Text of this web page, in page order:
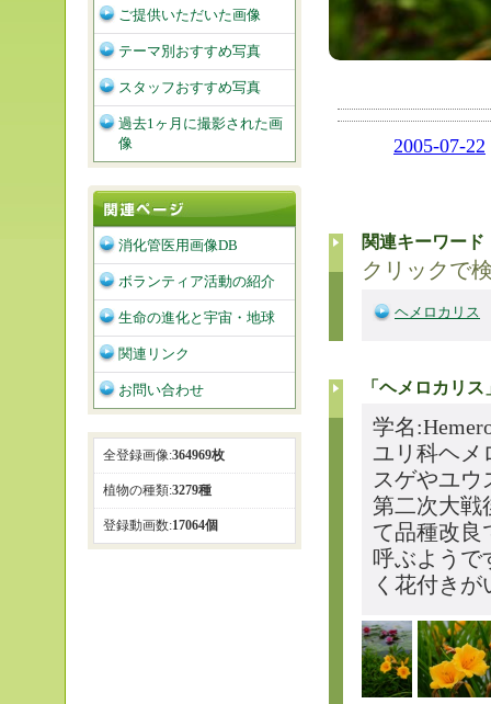
2005-07-22
関連キーワード
クリックで
ヘメロカリス
「ヘメロカリ
学名
ユリ科ヘメ
スゲやユ
第二次大戦
て品種改良
呼ぶようで
く花付き
ご提供いただいた画像
テーマ別おすすめ写真
スタッフおすすめ写真
過去1ヶ月に撮影された画
像
消化管医用画像DB
ボランティア活動の紹介
生命の進化と宇宙・地球
関連リンク
お問い合わせ
全登録画像:364969枚
植物の種類:3279種
登録動画数:17064個